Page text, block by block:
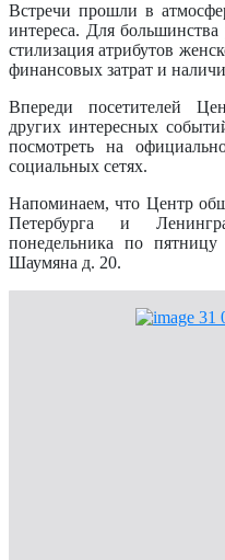
Встречи прошли в
интереса. Для
стилизация атрибутов
финансовых затрат и
Впереди посетителей
других интересных
посмотреть на
социальных сетях.
Напоминаем, что Центр
Петербурга и
понедельника по
Шаумяна д. 20.